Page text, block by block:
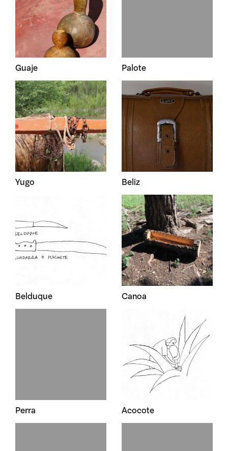
Guaje Palote
Yugo Beliz
Belduque Canoa
Perra Acocote